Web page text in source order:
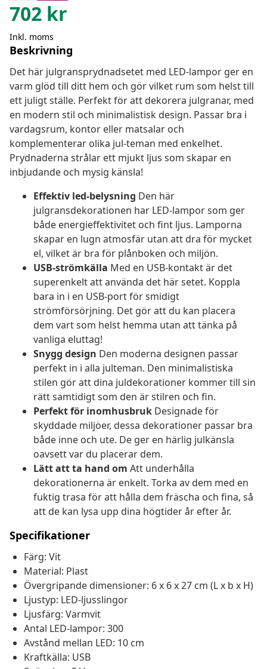
702 kr
Inkl. moms
Beskrivning
Det här julgransprydnadsetet med LED-lampor ger en
varm glöd till ditt hem och gör vilket rum som helst till
ett juligt ställe. Perfekt för att dekorera julgranar, med
en modern stil och minimalistisk design. Passar bra i
vardagsrum, kontor eller matsalar och
komplementerar olika jul-teman med enkelhet.
Prydnaderna strålar ett mjukt ljus som skapar en
inbjudande och mysig känsla!
Effektiv led-belysning Den här
julgransdekorationen har LED-lampor som ger
både energieffektivitet och fint ljus. Lamporna
skapar en lugn atmosfär utan att dra för mycket
el, vilket är bra för plånboken och miljön.
USB-strömkälla Med en USB-kontakt är det
superenkelt att använda det här setet. Koppla
bara in i en USB-port för smidigt
strömförsörjning. Det gör att du kan placera
dem vart som helst hemma utan att tänka på
vanliga eluttag!
Snygg design Den moderna designen passar
perfekt in i alla julteman. Den minimalistiska
stilen gör att dina juldekorationer kommer till sin
rätt samtidigt som den är stilren och fin.
Perfekt för inomhusbruk Designade för
skyddade miljöer, dessa dekorationer passar bra
både inne och ute. De ger en härlig julkänsla
oavsett var du placerar dem.
Lätt att ta hand om Att underhålla
dekorationerna är enkelt. Torka av dem med en
fuktig trasa för att hålla dem fräscha och fina, så
att de kan lysa upp dina högtider år efter år.
Specifikationer
Färg: Vit
Material: Plast
Övergripande dimensioner: 6 x 6 x 27 cm (L x b x H)
Ljustyp: LED-ljusslingor
Ljusfärg: Varmvit
Antal LED-lampor: 300
Avstånd mellan LED: 10 cm
Kraftkälla: USB